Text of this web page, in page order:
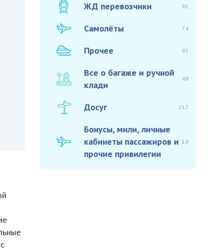
ЖД перевозчики 81
Самолёты 74
Прочее 82
Все о багаже и ручной
клади
48
Досуг 217
Бонусы, мили, личные
кабинеты пассажиров и
прочие привилегии
18